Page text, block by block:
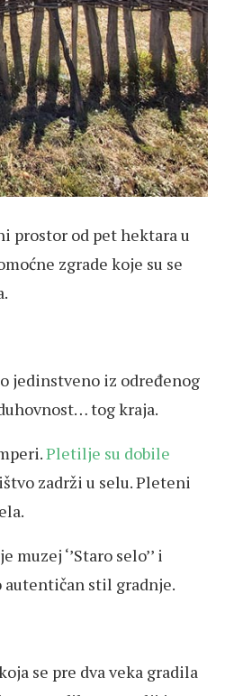
prostor od pet hektara u
zgrade koje su se
jedinstveno iz određenog
tog kraja.
Pletilje su dobile
zadrži u selu. Pleteni
‘’Staro selo’’ i
autentičan stil gradnje.
se pre dva veka gradila